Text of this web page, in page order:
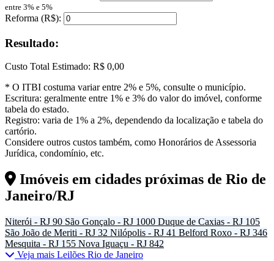
entre 3% e 5%
Reforma (R$):
Resultado:
Custo Total Estimado: R$ 0,00
* O ITBI costuma variar entre 2% e 5%, consulte o município.
Escritura: geralmente entre 1% e 3% do valor do imóvel, conforme
tabela do estado.
Registro: varia de 1% a 2%, dependendo da localização e tabela do
cartório.
Considere outros custos também, como Honorários de Assessoria
Jurídica, condomínio, etc.
Imóveis em cidades próximas de Rio de
Janeiro/RJ
Niterói - RJ 90 São Gonçalo - RJ 1000 Duque de Caxias - RJ 105
São João de Meriti - RJ 32 Nilópolis - RJ 41 Belford Roxo - RJ 346
Mesquita - RJ 155 Nova Iguaçu - RJ 842
Veja mais Leilões Rio de Janeiro